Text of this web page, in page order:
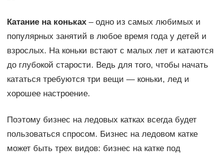
Катание на коньках– одно из самых любимых и
популярных занятий в любое время года у детей и
взрослых. На коньки встают с малых лет и катаются
до глубокой старости. Ведь для того, чтобы начать
кататься требуются три вещи — коньки, лед и
хорошее настроение.
Поэтому бизнес на ледовых катках всегда будет
пользоваться спросом. Бизнес на ледовом катке
может быть трех видов: бизнес на катке под